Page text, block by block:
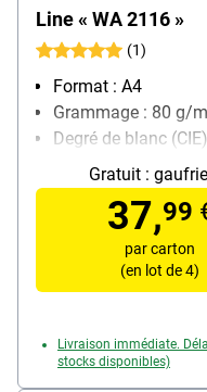
Line « WA 2116 »
(1)
Format : A4
Grammage : 80 g/
Degré de blanc
Contenu par
Gratuit :
37,99
par carton
(en lot de 4)
Livraison immédiate.
stocks disponibles)